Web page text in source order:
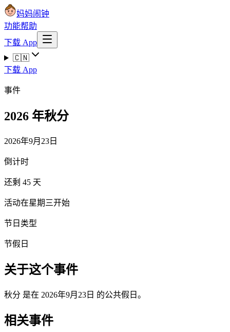
妈妈闹钟
功能帮助
下载 App
🇨🇳
下载 App
事件
2026 年秋分
2026年9月23日
倒计时
还剩 45 天
活动在星期三开始
节日类型
节假日
关于这个事件
秋分 是在 2026年9月23日 的公共假日。
相关事件